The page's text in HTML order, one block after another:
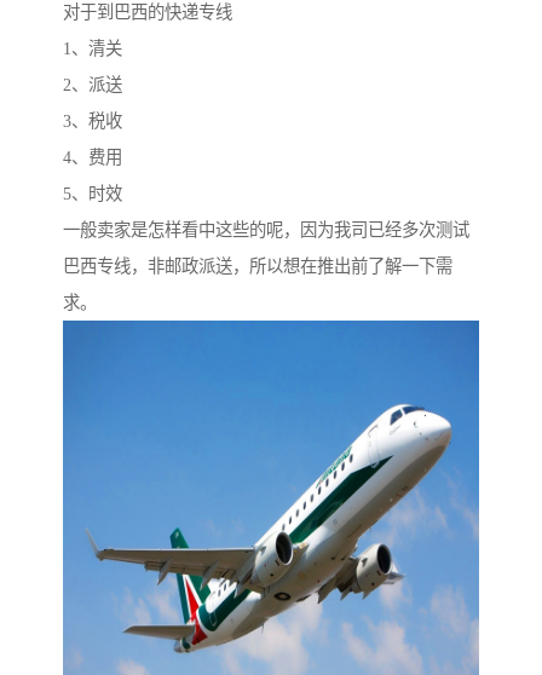
对于到巴西的快递专线
1、清关
2、派送
3、税收
4、费用
5、时效
一般卖家是怎样看中这些的呢，因为我司已经多次测试
巴西专线，非邮政派送，所以想在推出前了解一下需
求。